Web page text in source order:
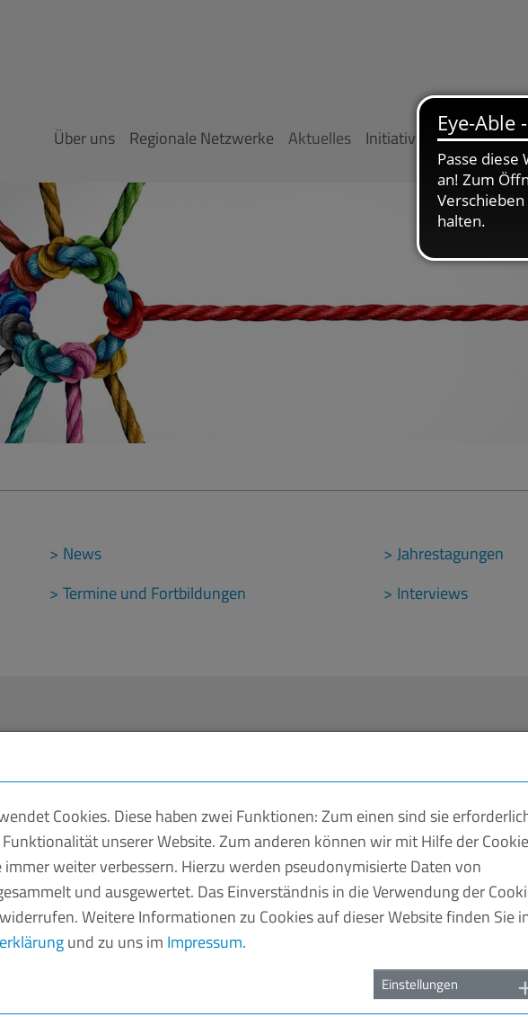
Über uns Regionale Netzwerke Aktuelles Initiativen
News
Termine und Fortbildungen
Jahrestagungen
Interviews
aktuelle Veröffentlichungen, Aktionen, Veranstaltungshinweise und
lädt in diesem Jahr wieder zu ihren
ein
Cookies. Diese haben zwei Funktionen: Zum einen sind sie
unserer Website. Zum anderen können wir mit Hilfe der
immer weiter verbessern. Hierzu werden pseudonymisierte Daten von
und ausgewertet. Das Einverständnis in die Verwendung der
Weitere Informationen zu Cookies auf dieser Website finden Sie
und zu uns im Impressum.
Einstellungen